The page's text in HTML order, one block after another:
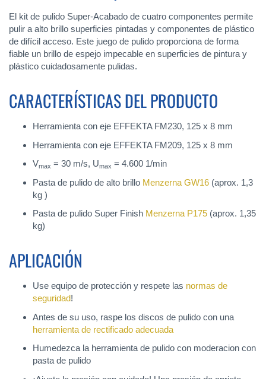
El kit de pulido Super-Acabado de cuatro componentes permite
pulir a alto brillo superficies pintadas y componentes de plástico
de difícil acceso. Este juego de pulido proporciona de forma
fiable un brillo de espejo impecable en superficies de pintura y
plástico cuidadosamente pulidas.
CARACTERÍSTICAS DEL PRODUCTO
Herramienta con eje EFFEKTA FM230, 125 x 8 mm
Herramienta con eje EFFEKTA FM209, 125 x 8 mm
Vmax = 30 m/s, Umax = 4.600 1/min
Pasta de pulido de alto brillo Menzerna GW16 (aprox. 1,3
kg )
Pasta de pulido Super Finish Menzerna P175 (aprox. 1,35
kg)
APLICACIÓN
Use equipo de protección y respete las normas de
seguridad!
Antes de su uso, raspe los discos de pulido con una
herramienta de rectificado adecuada
Humedezca la herramienta de pulido con moderacion con
pasta de pulido